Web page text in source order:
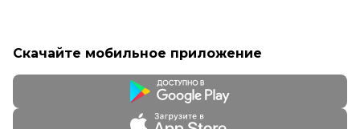
Скачайте мобильное приложение